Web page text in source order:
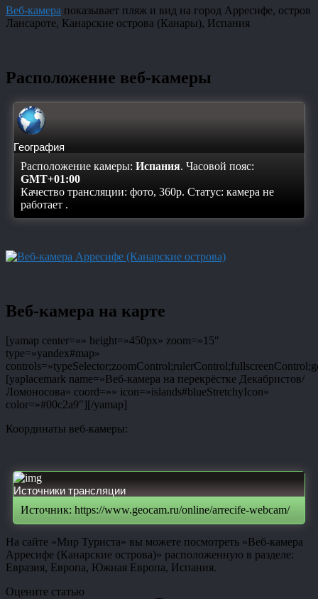
Веб-камера показывает пляж и вид на город Арресифе, остров
Лансароте, Канарские острова (Канары), Испания
Расположение веб-камеры
География
Расположение камеры: Испания. Часовой пояс:
GMT+01:00
Качество трансляции: фото, 360p. Статус: камера не
работает .
Веб-камера на карте
[yamap center=»» height=»450px» zoom=»15″
type=»yandex#map»
[yaplacemark name=»Веб-камера на перекрёстке Декабристов/
Ломоносова» coord=»» icon=»islands#blueStretchyIcon»
color=»#00c2a9″][/yamap]
Координаты веб-камеры:
Источники трансляции
Источник: https://www.geocam.ru/online/arrecife-webcam/
На сайте «Мир Туриста» вы можете посмотреть «Веб-камера
Арресифе (Канарские острова)» расположенную в разделе:
Евразия, Европа, Южная Европа, Испания.
Оцените статью